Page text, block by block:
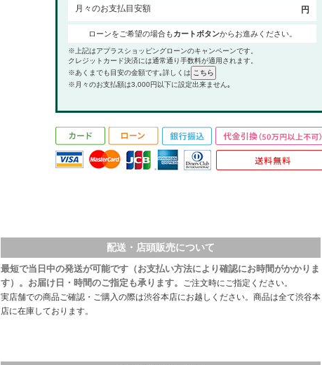
月々のお支払目安額 円
ローンをご希望の場合もカートボタンからお進みください。
※上記はアプラスショッピングローンのキャンペーンです。
クレジットカード決済には通常通り手数料が適用されます。
※あくまでも目安の金額です｡詳しくは
※月々のお支払額は3,000円以下に設定出来ません｡
配送・店頭販売について
最短で当日中の発送が可能です（お支払い方法により確認にお時間がかかりま
す）。お届け日・時間のご指定も承ります。
ご注文時にご指定ください。
実店舗での商品ご確認・ご購入の際は渋谷本店にお越しください。商品は全て渋谷本
店に在庫しております。